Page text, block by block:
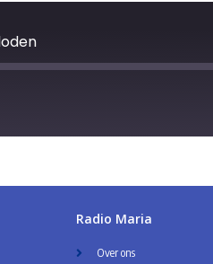
Radio Maria
Over ons